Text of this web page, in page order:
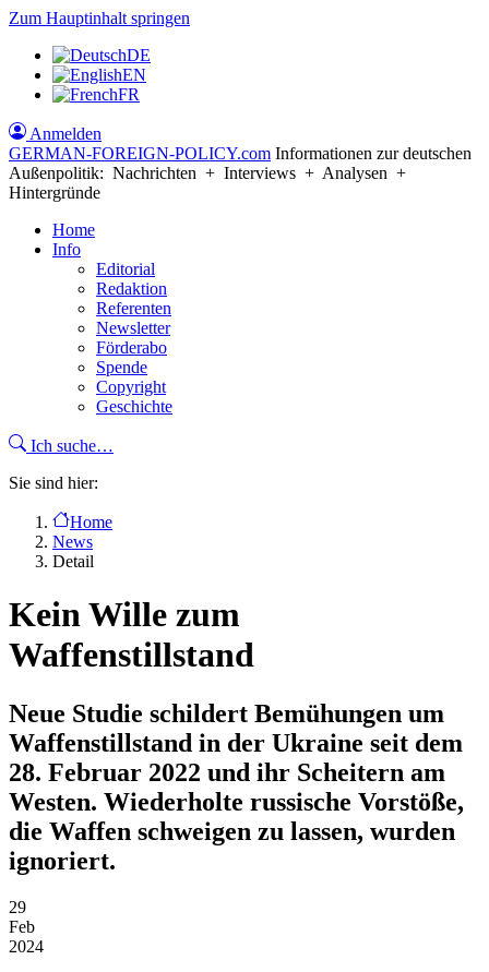
Zum Hauptinhalt springen
DE
EN
FR
Anmelden
GERMAN-FOREIGN-POLICY.com Informationen zur deutschen
Außenpolitik: Nachrichten + Interviews + Analysen +
Hintergründe
Home
Info
Editorial
Redaktion
Referenten
Newsletter
Förderabo
Spende
Copyright
Geschichte
Ich suche…
Sie sind hier:
Home
News
Detail
Kein Wille zum
Waffenstillstand
Neue Studie schildert Bemühungen um
Waffenstillstand in der Ukraine seit dem
28. Februar 2022 und ihr Scheitern am
Westen. Wiederholte russische Vorstöße,
die Waffen schweigen zu lassen, wurden
ignoriert.
29
Feb
2024